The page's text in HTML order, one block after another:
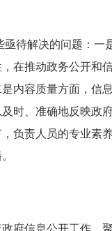
待解决的问题： 一
在推动政务公开和
内容质量方面，信
时、准确地反映政
负责人员的专业素
府信息公开工作，